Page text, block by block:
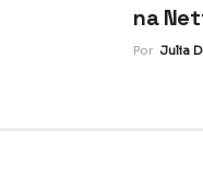
na
Por Julia